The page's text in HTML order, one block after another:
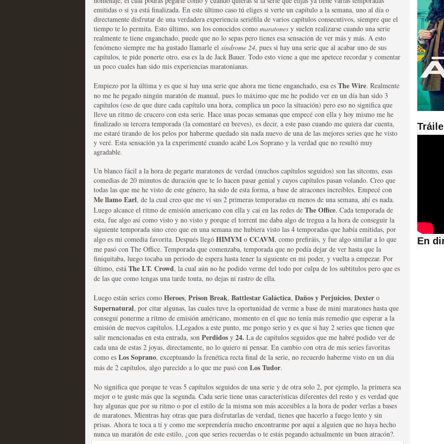
Las series disponibles en las plataformas SVOD
tienen fecha de caducidad
MOLTISANTI
Recomendación de la semana
La barrera de las 500 series al año se superará
desde Silicon Valley
MOLTISANTI
Recomendación de la semana
Mi experiencia como usuario de HBO España
MOLTISANTI
Recomendación de la semana
The Get Down o cómo acabar siendo una de las
series más caras de la historia
MOLTISANTI
Recomendación de la semana
emitidas o si ya está finalizada. En este último caso tú eliges si verte un capítulo a la semana, uno al día o
directamente disfrutar de una verdadera experiencia seriéfila de varios capítulos consecutivos, siempre que el
tiempo te lo permita. Esto último, son los conocidos como maratones y suelen realizarse cuando una serie
realmente te tiene enganchado, puede que no lo sepas pero tienes esa sensación de ver más y más. A esto
fenómeno siempre me ha gustado llamarle el síndrome 24, pues si hay una serie que al acabar uno de sus
capítulos, te pide ponerte otro, esa es la de Jack Bauer. Todo esto viene a que me apetece recordar y comentar
un poco cuales han sido mis experiencias maratonianas.
Empiezo por la última y es que si hay una serie que ahora me tiene enganchado, esa es The Wire. Realmente
no me he pegado ningún maratón de manual, pues lo máximo que me he podido ver en un día han sido 3
capítulos (eso de que dure cada capítulo una hora, complica un poco la situación) pero eso no significa que
lleve un ritmo de crucero con esta serie. Hace unas pocas semanas que empecé con ella y hoy mismo me he
finalizado su tercera temporada (la comentaré en breves), es decir, a este paso cuando me quiera dar cuenta,
me estaré tirando de los pelos por haberme quedado sin nada nuevo de una de las mejores series que he visto
y veré. Esta sensación ya la experimenté cuando acabé Los Soprano y la verdad que no resultó muy
agradable.
Un blanco fácil a la hora de pegarte maratones de verdad (muchos capítulos seguidos) son las sitcoms, esas
comedias de 20 minutos de duración que te lo hacen pasar genial y cuyos capítulos pasan volando. Creo que
todas las que me he visto de este género, ha sido de esta forma, a base de atracones increíbles. Empecé con
Me llamo Earl, de la cual creo que me ví sus 2 primeras temporadas en menos de una semana, ahí es nada.
Luego alcance el ritmo de emisión americano con ella y caí en las redes de The Office. Cada temporada de
esta, fue algo así como visto y no visto y porque el torrent me daba algo de tregua a la hora de conseguir la
siguiente temporada sino creo que en una semana me hubiera visto las 4 temporadas que había emitidas, por
algo es mi comedia favorita. Después llegó HIMYM o CCAVM, como prefiráis, y fue algo similar a lo que
me pasó con The Office. Temporada que comenzaba, temporada que no podía dejar de ver hasta que la
finiquitaba, luego tocaba un periodo de espera hasta tener la siguiente en mi poder, y vuelta a empezar. Por
último, está The I.T. Crowd, la cual aún no he podido verme del todo por culpa de los subtitulos pero que es
de las que como tengas una tarde tonta, no dejas ni rastro de ella.
Luego están series como Heroes, Prison Break, Battlestar Galáctica, Daños y Perjuicios, Dexter o
Supernatural, por citar algunas, las cuales tuve la oportunidad de verme a base de mini maratones hasta que
conseguí ponerme a ritmo de emisión américano, momento en el que no tenía más remedio que esperar a la
emisión de nuevos capítulos. LLegados a este punto, me pongo serio y es que si hay 2 series que tienen que
salir mencionadas en esta entrada, son Perdidos y 24. La de capítulos seguidos que me habré podido ver de
cada una de estas 2 joyas, directamente, no lo quiero ni pensar. En cambio con otra de mis series favoritas
como es Los Soprano, exceptuando la frenética recta final de la serie, no recuerdo haberme visto en un día
más de 2 capítulos, algo parecido a lo que me pasó con Los Tudor.
No significa que porque te veas 5 capítulos seguidos de una serie y de otra solo 2, por ejemplo, la primera sea
mejor o te guste más que la segunda. Cada serie tiene unas características diferentes del resto y es verdad que
hay algunas que por su ritmo o por el estilo de la misma son más accesibles a la hora de poder verlas a bases
de maratones. Mientras hay otras que para disfrutarlas de verdad, tienes que hacerlo a fuego lento y sin
prisas. Ahora te toca a ti y como me sorprendería mucho encontrarme por aquí a alguien que no haya hecho
nunca un maratón de este estilo, ¿con que series recuerdas o te estás pegando actualmente un buen atracón?.
En